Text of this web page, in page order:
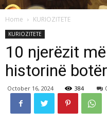
Home KURIOZITETE
KURIOZITETE
10 njerëzit
historinë
October 16, 2024 384